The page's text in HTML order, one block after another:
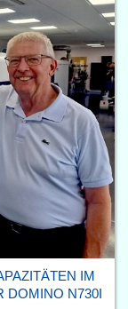
IM
DOMINO N730I